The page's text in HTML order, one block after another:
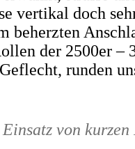
vertikal doch
beherzten
der 2500er –
runden
von kurzen